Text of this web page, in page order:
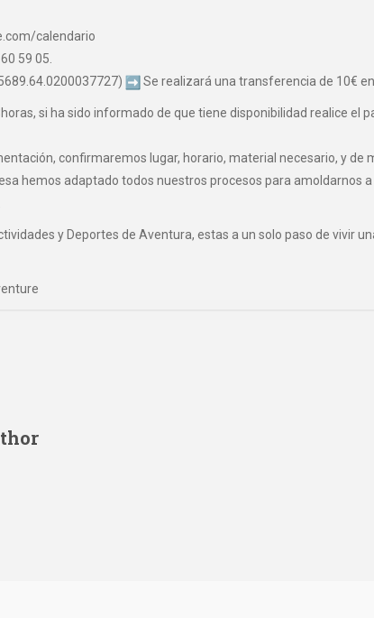
calendario
59 05.
Se realizará una transferencia de 10€
si ha sido informado de que tiene disponibilidad realice
confirmaremos lugar, horario, material necesario, y de
hemos adaptado todos nuestros procesos para
y Deportes de Aventura, estas a un solo paso de vivir una